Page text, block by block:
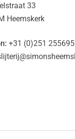
33
Heemskerk
+31 (0)251 255695